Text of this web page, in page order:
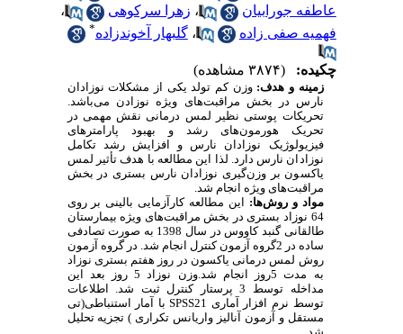
عاطفه جورابیان
،زهرا سرکوهی
،
فهمیه صفی زاده
،گلبهار آخوندزاده
چکیده:
زمینه و هدف:وزن کم تولد یکی از مشکلات نوزادان
نارس در بخش مراقبت‌های ویژه نوزادن می‌باشد.
تحریکات پوستی نظیر لمس درمانی نقش مهمی در
تحریک هورمون‌های رشد و بهبود پارامترهای
فیزیولوژیک نوزادان نارس و افزایش رشد تکامل
نوزادان نارس دارد. لذا این مطالعه با هدف تأثیر لمس
یاکسون بر وزن‌گیری نوزادان نارس بستری در بخش
مراقبت‌های ویژه انجام شد.
مواد و روش‌ها:این مطالعه کارآزمایی بالینی بر روی
64 نوزاد بستری در بخش مراقبت‌های ویژه بیمارستان
طالقانی گنبد کاووس در سال 1398 به صورت تصادفی
ساده در 2گروه آزمون کنترل انجام شد. در گروه آزمون
روش لمس درمانی یاکسون در روز هفتم بستری نوزاد
به مدت 5روز انجام شد.وزن نوزاد 5 روز بعد این
مداخله توسط 3 پرستار کنترل ثبت شد. اطلاعات
توسط نرم افزار آماری SPSS21با آمار استنباطی(تی
مستقل و آزمون آنالیز واریانس تکراری ) تجزیه تحلیل